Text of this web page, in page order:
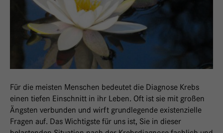
Für die meisten Menschen bedeutet die Diagnose Krebs
einen tiefen Einschnitt in ihr Leben. Oft ist sie mit großen
Ängsten verbunden und wirft grundlegende existenzielle
Fragen auf. Das Wichtigste für uns ist, Sie in dieser